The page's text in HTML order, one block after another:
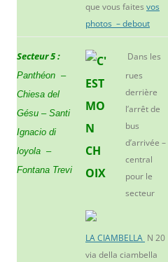
que vous faites vos
photos – debout
Secteur 5 :
Panthéon –
Chiesa del
Gésu – Santi
Ignacio di
loyola –
Fontana Trevi
Dans les
rues
derrière
l’arrêt de
bus
d’arrivée –
central
pour le
secteur
LA CIAMBELLA N 20
via della ciambella